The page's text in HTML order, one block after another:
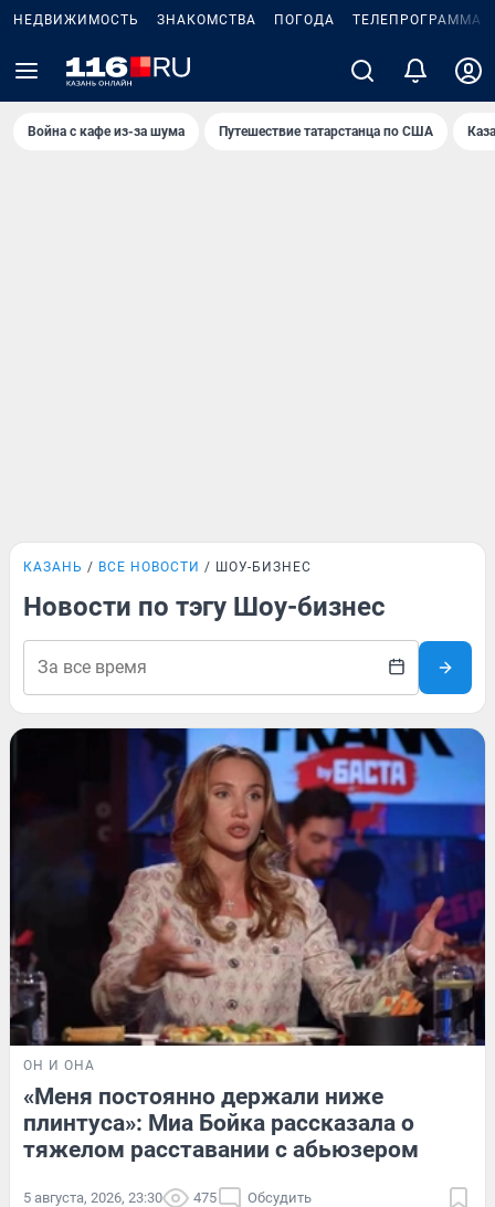
НЕДВИЖИМОСТЬ ЗНАКОМСТВА ПОГОДА ТЕЛЕПРОГРАММА
Война с кафе из-за шума Путешествие татарстанца по США
КАЗАНЬ ВСЕ НОВОСТИ ШОУ-БИЗНЕС
Новости по тэгу Шоу-бизнес
ОН И ОНА
«Меня постоянно держали ниже
плинтуса»: Миа Бойка рассказала о
тяжелом расставании с абьюзером
5 августа, 2026, 23:30 475 Обсудить